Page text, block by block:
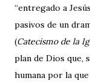
“entregado a
pasivos de un
(Catecismo de la
plan de Dios que,
humana por la